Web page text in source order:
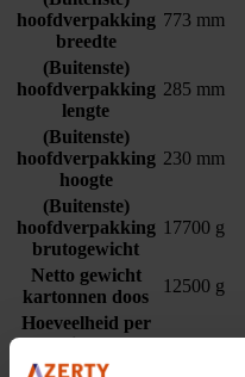
hoofdverpakking
breedte
773 mm
(Buitenste)
hoofdverpakking
lengte
285 mm
(Buitenste)
hoofdverpakking
hoogte
230 mm
(Buitenste)
hoofdverpakking
brutogewicht
17700 g
Netto gewicht
kartonnen doos
12500 g
Hoeveelheid per
(buitenste)
hoofdverpakking
6 stuk(s)